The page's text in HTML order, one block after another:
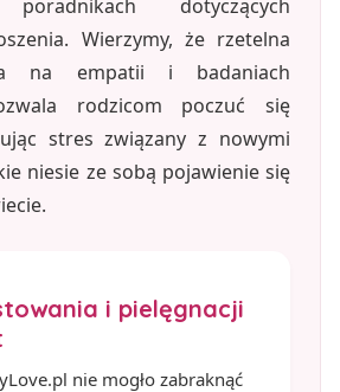
poradnikach dotyczących
Wierzymy, że rzetelna
na empatii i badaniach
rodzicom poczuć się
stres związany z nowymi
niesie ze sobą pojawienie się
i pielęgnacji
nie mogło zabraknąć